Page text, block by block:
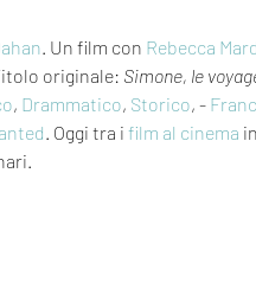
. Un film con Rebecca
originale: Simone, le
, Drammatico, Storico, -
. Oggi tra i film al cinema in